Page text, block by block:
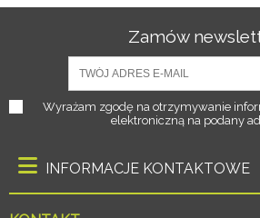
Zamów
Wyrażam zgodę na otrzymywanie
elektroniczną na podany
INFORMACJE KONTAKTOWE